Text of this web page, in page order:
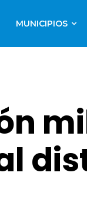
MUNICIPIOS